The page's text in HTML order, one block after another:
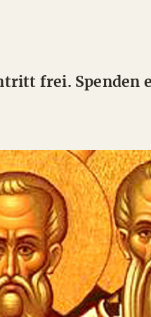
frei. Spenden